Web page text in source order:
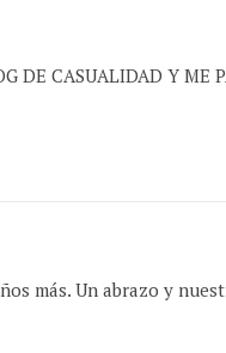
DE CASUALIDAD Y ME
más. Un abrazo y